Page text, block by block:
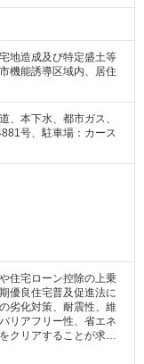
地造成及び特定盛土等
機能誘導区域内、居住
、本下水、都市ガス、
号、駐車場：カース
住宅ローン控除の上乗
優良住宅普及促進法に
劣化対策、耐震性、維
リアフリー性、省エネ
クリアすることが求め